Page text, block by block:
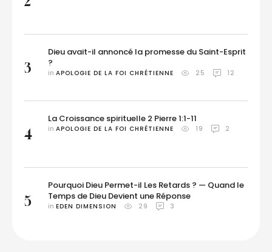
3
Dieu avait-il annoncé la promesse du Saint-Esprit
?
in APOLOGIE DE LA FOI CHRÉTIENNE 25 12
4
La Croissance spirituelle 2 Pierre 1:1-11
in APOLOGIE DE LA FOI CHRÉTIENNE 19 2
5
Pourquoi Dieu Permet-il Les Retards ? — Quand le
Temps de Dieu Devient une Réponse
in EDEN DIMENSION 29 3